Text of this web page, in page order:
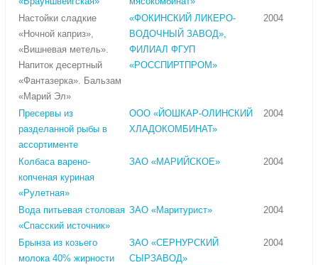
Настойки сладкие
«Ночной каприз»,
«Вишневая метель».
Напиток десертный
«Фантазерка». Бальзам
«Марий Эл»
«ФОКИНСКИЙ ЛИКЕРО-
ВОДОЧНЫЙ ЗАВОД»,
ФИЛИАЛ ФГУП
«РОССПИРТПРОМ»
2004
Пресервы из
разделанной рыбы в
ассортименте
ООО «ЙОШКАР-ОЛИНСКИЙ
ХЛАДОКОМБИНАТ»
2004
Колбаса варено-
копченая куриная
«Рулетная»
ЗАО «МАРИЙСКОЕ» 2004
Вода питьевая столовая
«Спасский источник»
ЗАО «Маритурист» 2004
Брынза из козьего
молока 40% жирности
ЗАО «СЕРНУРСКИЙ
СЫРЗАВОД»
2004